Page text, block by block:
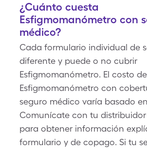
¿Cuánto cuesta
Esfigmomanómetro con
médico?
Cada formulario individual de
diferente y puede o no cubrir
Esfigmomanómetro. El costo de
Esfigmomanómetro con
seguro médico varía basado
Comunícate con tu
para obtener información
formulario y de copago. Si tu